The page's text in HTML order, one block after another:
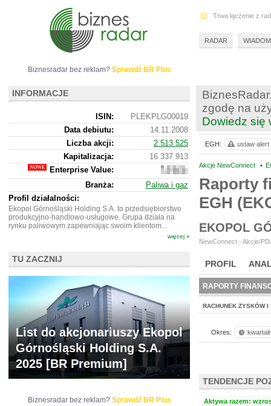
zgodę na
Dowiedz się
Akcje NewConnect •
Raporty
EGH
EKOPOL
NewConnect - Akcje/
PROFIL
BR LAB
RAPORTY
RACHUNEK ZYSKÓW I
Okres:
TENDENCJE
Aktywa razem:
EGH: ustaw alert
Biznesradar bez reklam? Sprawdź BR Plus
INFORMACJE
ISIN:
PLEKPLG00019
Data debiutu:
14.11.2008
Liczba akcji:
2 513 525
Kapitalizacja:
16 337 913
Enterprise Value:
5
803
913
Branża:
Paliwa i gaz
Profil działalności:
Ekopol Górnośląski Holding S.A. to przedsiębiorstwo
produkcyjno-handlowo-usługowe. Grupa działa na
rynku paliwowym zapewniając swoim klientom...
więcej »
TU ZACZNIJ
List do akcjonariuszy Ekopol
Górnośląski Holding S.A.
2025 [BR Premium]
Biznesradar bez reklam? Sprawdź BR Plus
Trwa łączenie z
RADAR